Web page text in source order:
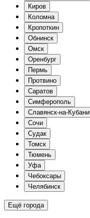
Киров
Коломна
Кропоткин
Обнинск
Омск
Оренбург
Пермь
Протвино
Саратов
Симферополь
Славянск-на-Кубани
Сочи
Судак
Томск
Тюмень
Уфа
Чебоксары
Челябинск
Ещё города